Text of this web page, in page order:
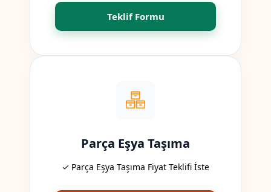
Teklif Formu
Parça Eşya Taşıma
✓ Parça Eşya Taşıma Fiyat Teklifi İste